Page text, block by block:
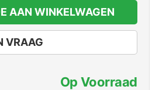
Op Voorraad
AAN WINKELWAGEN
VRAAG